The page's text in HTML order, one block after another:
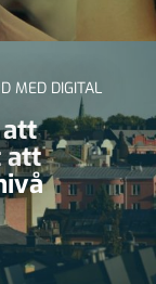
MED DIGITAL
att